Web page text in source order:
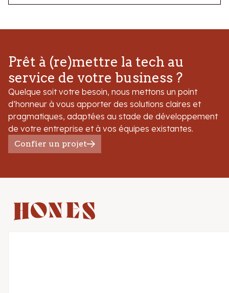
Prêt à (re)mettre la tech au
service de votre business ?
Quelque soit votre besoin, nous mettons un point
d’honneur à vous apporter des solutions claires et
pragmatiques, adaptées au stade de développement
de votre entreprise et à vos équipes existantes.
Confier un projet